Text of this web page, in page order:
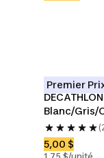
Premier
Blanc/Gris/
5,00 $